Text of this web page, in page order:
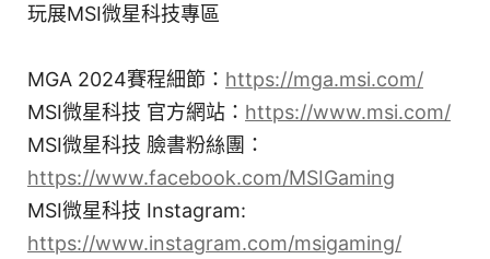
玩展MSI微星科技專區
MGA 2024賽程細節： https://mga.msi.com/
MSI微星科技 官方網站： https://www.msi.com/
MSI微星科技 臉書粉絲團：
https://www.facebook.com/MSIGaming
MSI微星科技 Instagram:
https://www.instagram.com/msigaming/